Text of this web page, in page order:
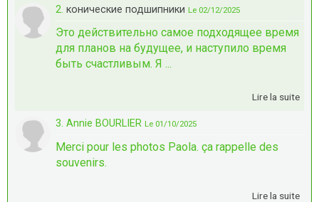
2. конические подшипники Le 02/12/2025
Это действительно самое подходящее время
для планов на будущее, и наступило время
быть счастливым. Я ...
Lire la suite
3. Annie BOURLIER Le 01/10/2025
Merci pour les photos Paola. ça rappelle des
souvenirs.
Lire la suite